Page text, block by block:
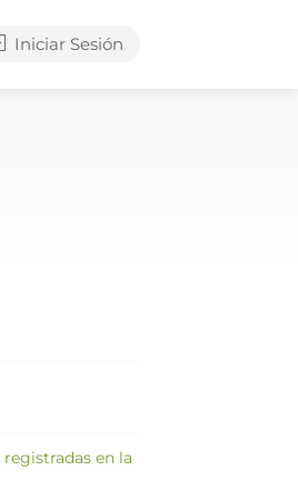
Iniciar Sesión
en la